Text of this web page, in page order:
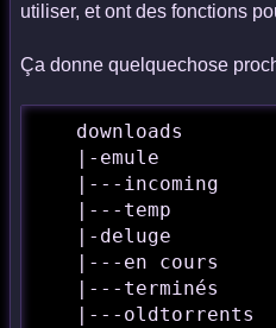
utiliser, et ont des fonctions
Ça donne quelquechose
   downloads
   |-emule
   |---incoming
   |---temp
   |-deluge
   |---en cours
   |---terminés
   |---oldtorrents